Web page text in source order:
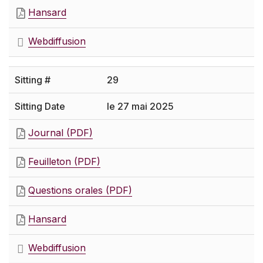
Hansard
Webdiffusion
29
le 27 mai 2025
Journal (PDF)
Feuilleton (PDF)
Questions orales (PDF)
Hansard
Webdiffusion